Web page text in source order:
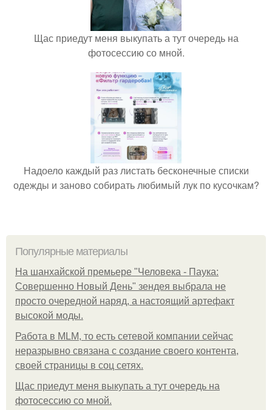
Щас приедут меня выкупать а тут очередь на
фотосессию со мной.
Надоело каждый раз листать бесконечные списки
одежды и заново собирать любимый лук по кусочкам?
Популярные материалы
На шанхайской премьере "Человека - Паука:
Совершенно Новый День" зендея выбрала не
просто очередной наряд, а настоящий артефакт
высокой моды.
Работа в MLM, то есть сетевой компании сейчас
неразрывно связана с создание своего контента,
своей страницы в соц сетях.
Щас приедут меня выкупать а тут очередь на
фотосессию со мной.